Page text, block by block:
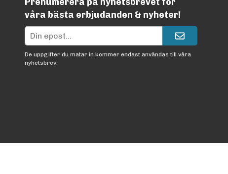
våra bästa erbjudanden & nyheter!
De uppgifter du matar in kommer endast användas till våra
nyhetsbrev.